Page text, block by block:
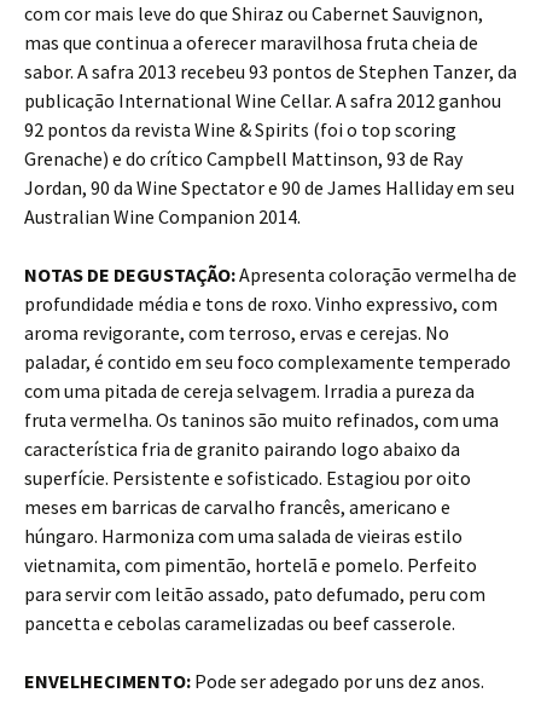
com cor mais leve do que Shiraz ou Cabernet Sauvignon,
mas que continua a oferecer maravilhosa fruta cheia de
sabor. A safra 2013 recebeu 93 pontos de Stephen Tanzer, da
publicação International Wine Cellar. A safra 2012 ganhou
92 pontos da revista Wine & Spirits (foi o top scoring
Grenache) e do crítico Campbell Mattinson, 93 de Ray
Jordan, 90 da Wine Spectator e 90 de James Halliday em seu
Australian Wine Companion 2014.
NOTAS DE DEGUSTAÇÃO:Apresenta coloração vermelha de
profundidade média e tons de roxo. Vinho expressivo, com
aroma revigorante, com terroso, ervas e cerejas. No
paladar, é contido em seu foco complexamente temperado
com uma pitada de cereja selvagem. Irradia a pureza da
fruta vermelha. Os taninos são muito refinados, com uma
característica fria de granito pairando logo abaixo da
superfície. Persistente e sofisticado. Estagiou por oito
meses em barricas de carvalho francês, americano e
húngaro. Harmoniza com uma salada de vieiras estilo
vietnamita, com pimentão, hortelã e pomelo. Perfeito
para servir com leitão assado, pato defumado, peru com
pancetta e cebolas caramelizadas ou beef casserole.
ENVELHECIMENTO: Pode ser adegado por uns dez anos.